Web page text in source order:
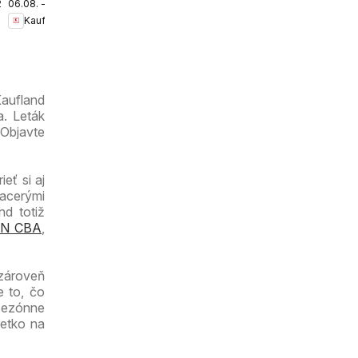
Bratislava-
Petržalka-
06.08. - 12.08.2026
Kaufland
Leták
si aj
totiž
CBA,
to, čo
na